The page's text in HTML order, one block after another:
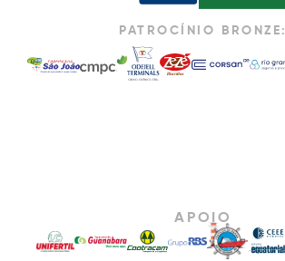
PATROCÍNIO BRONZE:
APOIO